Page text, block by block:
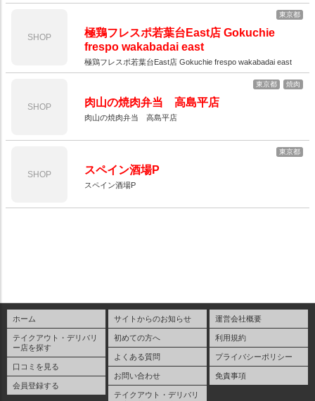
SHOP
東京都
極鶏フレスポ若葉台East店 Gokuchie
frespo wakabadai east
極鶏フレスポ若葉台East店 Gokuchie frespo wakabadai east
SHOP
東京都 焼肉
肉山の焼肉弁当 高島平店
肉山の焼肉弁当 高島平店
SHOP
東京都
スペイン酒場P
スペイン酒場P
ホーム
テイクアウト・デリバリ
ー店を探す
口コミを見る
会員登録する
サイトからのお知らせ
初めての方へ
よくある質問
お問い合わせ
テイクアウト・デリバリ
運営会社概要
利用規約
プライバシーポリシー
免責事項